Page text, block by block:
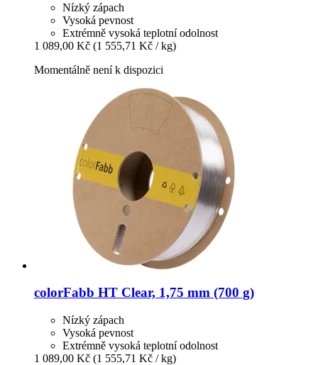
Nízký zápach
Vysoká pevnost
Extrémně vysoká teplotní odolnost
1 089,00 Kč (1 555,71 Kč / kg)
Momentálně není k dispozici
colorFabb HT Clear, 1,75 mm (700 g)
Nízký zápach
Vysoká pevnost
Extrémně vysoká teplotní odolnost
1 089,00 Kč (1 555,71 Kč / kg)